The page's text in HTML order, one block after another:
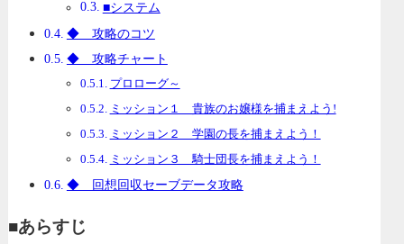
■システム
◆ 攻略のコツ
◆ 攻略チャート
プロローグ～
ミッション１ 貴族のお嬢様を捕まえよう!
ミッション２ 学園の長を捕まえよう！
ミッション３ 騎士団長を捕まえよう！
◆ 回想回収セーブデータ攻略
■あらすじ